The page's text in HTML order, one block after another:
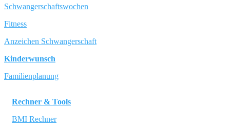
Schwangerschaftswochen
Fitness
Anzeichen Schwangerschaft
Kinderwunsch
Familienplanung
Rechner & Tools
BMI Rechner